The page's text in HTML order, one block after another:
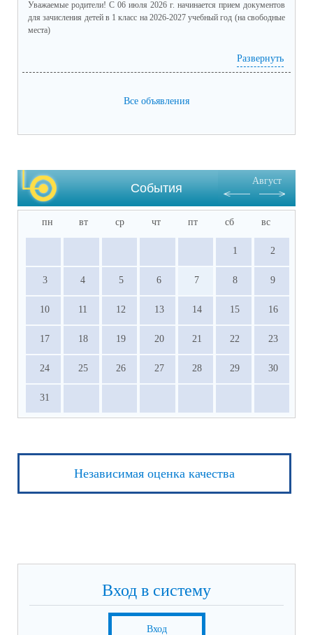
приеме обучающегося для получения
среднего общего образования для
профильного обучения. (подлинник)
·           Табель успеваемости обучающегося
за 9 класс, заверенный руководителем ОО
итоговые) (подлинник)
государственного экзамена (подлинник)
результативное участие в ВсОШ, НПК и
других олимпиадах, входящих в перечень
Министерства просвещения РФ.
Уважаемые родители! С 06 июля 2026 г. начинается прием документов
для зачисления детей в 1 класс на 2026-2027 учебный год (на свободные
места)
(посмотреть)Развернуть
Все объявления
События
Август
пн вт ср чт пт сб вс
1 2
3 4 5 6 7 8 9
10 11 12 13 14 15 16
17 18 19 20 21 22 23
24 25 26 27 28 29 30
31
Независимая оценка качества
Вход в систему
Вход